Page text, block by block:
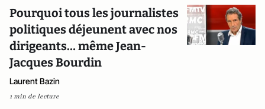
Pourquoi tous les journalistes
politiques déjeunent avec nos
dirigeants… même Jean-
Jacques Bourdin
Laurent Bazin
1 min de lecture